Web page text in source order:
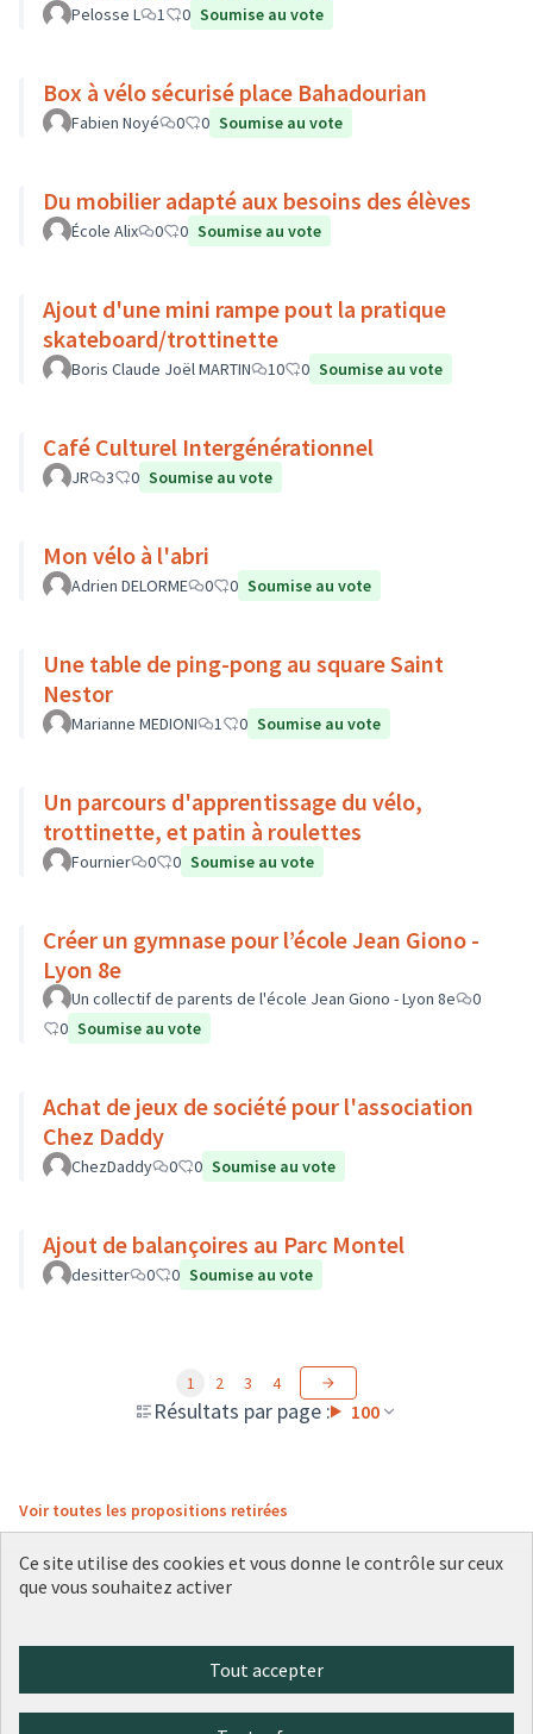
Pelosse L 1 0 Soumise au vote
Box à vélo sécurisé place Bahadourian
Fabien Noyé 0 0 Soumise au vote
Du mobilier adapté aux besoins des élèves
École Alix 0 0 Soumise au vote
Ajout d'une mini rampe pout la pratique
skateboard/trottinette
Boris Claude Joël MARTIN 10 0 Soumise au vote
Café Culturel Intergénérationnel
JR 3 0 Soumise au vote
Mon vélo à l'abri
Adrien DELORME 0 0 Soumise au vote
Une table de ping-pong au square Saint
Nestor
Marianne MEDIONI 1 0 Soumise au vote
Un parcours d'apprentissage du vélo,
trottinette, et patin à roulettes
Fournier 0 0 Soumise au vote
Créer un gymnase pour l’école Jean Giono -
Lyon 8e
Un collectif de parents de l'école Jean Giono - Lyon 8e
0
0 Soumise au vote
Achat de jeux de société pour l'association
Chez Daddy
ChezDaddy 0 0 Soumise au vote
Ajout de balançoires au Parc Montel
desitter 0 0 Soumise au vote
Résultats par page : 100
1 2 3 4
Voir toutes les propositions retirées
(Lien externe)
(Lien externe)
(Lien externe)
(Lien externe)
(Lien externe)
Ce site utilise des cookies et vous donne le contrôle sur ceux
que vous souhaitez activer
Tout accepter